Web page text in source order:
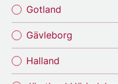
Gotland
Gävleborg
Halland